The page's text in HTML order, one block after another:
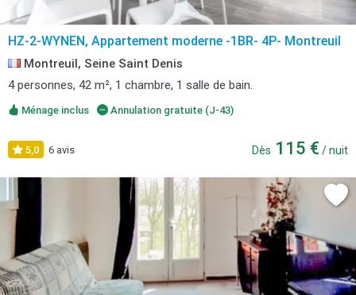
HZ-2-WYNEN, Appartement moderne -1BR- 4P- Montreuil
Montreuil, Seine Saint Denis
4 personnes, 42 m², 1 chambre, 1 salle de bain.
Ménage inclus Annulation gratuite (J-43)
5,0 6 avis Dès 115 € / nuit